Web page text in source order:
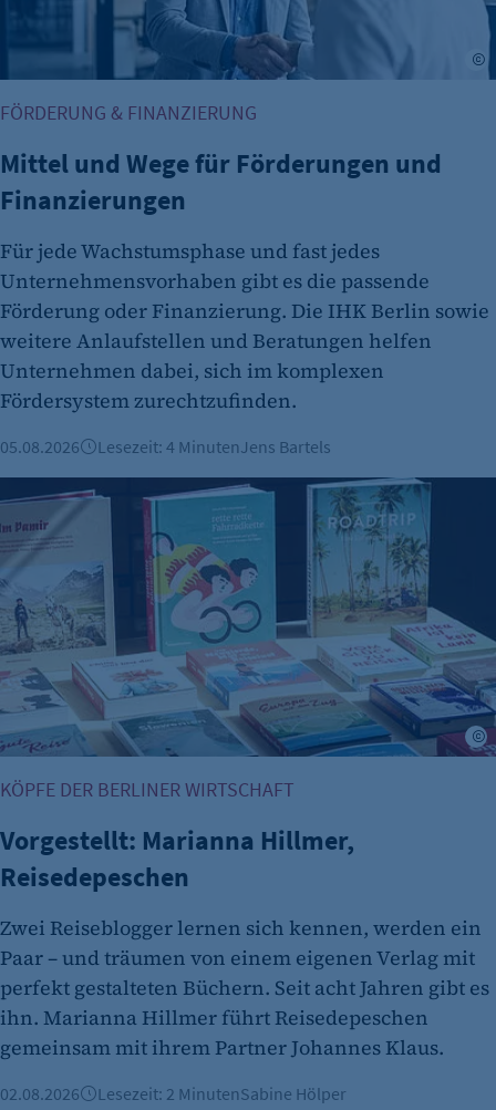
etracker Analytics
Name:
etracker GmbH
Zweck:
Cookie Laufzeit:
480 Tage
etracker Analytics
isSdEnabled
Anbieter:
etracker GmbH
Erkennung, ob bei dem Besucher die
Scrolltiefe gemessen wird.
Cookie Laufzeit:
24 Std.
FÖRDERUNG & FINANZIERUNG
Mittel und Wege für Förderungen und
Finanzierungen
Für jede Wachstumsphase und fast jedes
Unternehmensvorhaben gibt es die passende
Förderung oder Finanzierung. Die IHK Berlin sowie
weitere Anlaufstellen und Beratungen helfen
Unternehmen dabei, sich im komplexen
Fördersystem zurechtzufinden.
05.08.2026 Lesezeit: 4 MinutenJens Bartels
Vorgestellt: Marianna Hillmer, Reisedepeschen
KÖPFE DER BERLINER WIRTSCHAFT
Vorgestellt: Marianna Hillmer,
Reisedepeschen
Zwei Reiseblogger lernen sich kennen, werden ein
Paar – und träumen von einem eigenen Verlag mit
perfekt gestalteten Büchern. Seit acht Jahren gibt es
ihn. Marianna Hillmer führt Reisedepeschen
gemeinsam mit ihrem Partner Johannes Klaus.
02.08.2026 Lesezeit: 2 MinutenSabine Hölper